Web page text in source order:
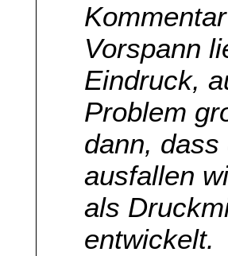
Vorspann
Eindruck,
Problem
dann,
ausfallen
als
entwickelt.